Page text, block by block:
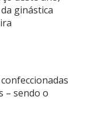
ginástica
– sendo o